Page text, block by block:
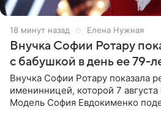
18 минут назад Елена Нужная
Внучка Софии Ротару
с бабушкой в день ее 79-
Внучка Софии Ротару показала
именинницей, которой 7
Модель София Евдокименко